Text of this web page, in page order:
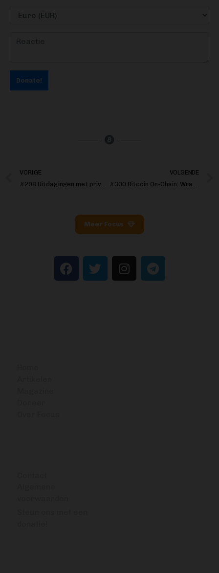
Donate!
VORIGE
#298 Uitdagingen met privacy en de belofte van BOLT12
VOLGENDE
#300 Bitcoin On-Chain: Wrapped
Meer Focus